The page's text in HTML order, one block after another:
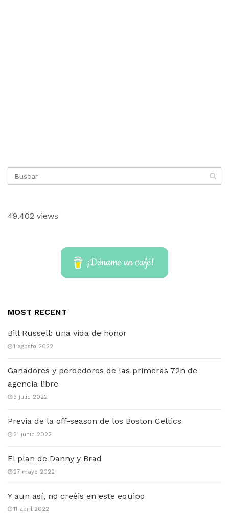
49.402 views
¡Dóname un café!
MOST RECENT
Bill Russell: una vida de honor
1 agosto 2022
Ganadores y perdedores de las primeras 72h de
agencia libre
3 julio 2022
Previa de la off-season de los Boston Celtics
21 junio 2022
El plan de Danny y Brad
27 mayo 2022
Y aun así, no creéis en este equipo
11 abril 2022